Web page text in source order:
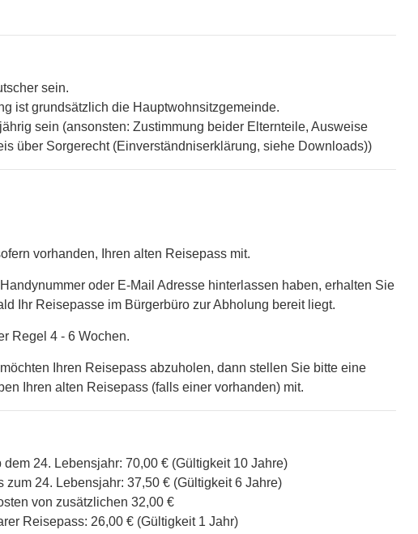
sein.
ist grundsätzlich die Hauptwohnsitzgemeinde.
sein (ansonsten: Zustimmung beider Elternteile, Ausweise
über Sorgerecht (Einverständniserklärung, siehe Downloads))
vorhanden, Ihren alten Reisepass mit.
oder E-Mail Adresse hinterlassen haben, erhalten Sie
Ihr Reisepasse im Bürgerbüro zur Abholung bereit liegt.
Regel 4 - 6 Wochen.
Ihren Reisepass abzuholen, dann stellen Sie bitte eine
Ihren alten Reisepass (falls einer vorhanden) mit.
24. Lebensjahr: 70,00 € (Gültigkeit 10 Jahre)
zum 24. Lebensjahr: 37,50 € (Gültigkeit 6 Jahre)
von zusätzlichen 32,00 €
Reisepass: 26,00 € (Gültigkeit 1 Jahr)